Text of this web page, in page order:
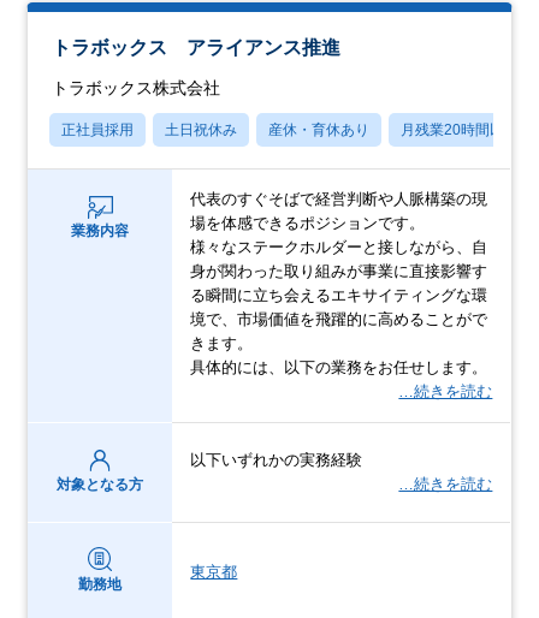
トラボックス アライアンス推進
トラボックス株式会社
正社員採用 土日祝休み 産休・育休あり 月残業20時間以内
業務内容
代表のすぐそばで経営判断や人脈構築の現
場を体感できるポジションです。
様々なステークホルダーと接しながら、自
身が関わった取り組みが事業に直接影響す
る瞬間に立ち会えるエキサイティングな環
境で、市場価値を飛躍的に高めることがで
きます。
具体的には、以下の業務をお任せします。
…続きを読む
対象となる方
以下いずれかの実務経験
…続きを読む
勤務地
東京都